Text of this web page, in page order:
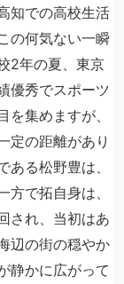
知での高校生活
の何気ない一瞬
2年の夏、東京
優秀でスポーツ
集めますが、
定の距離があり
る松野豊は、
で拓自身は、
され、当初はあ
辺の街の穏やか
静かに広がって